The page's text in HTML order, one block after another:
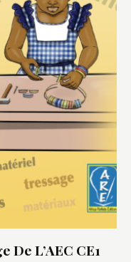
L’AEC CE1